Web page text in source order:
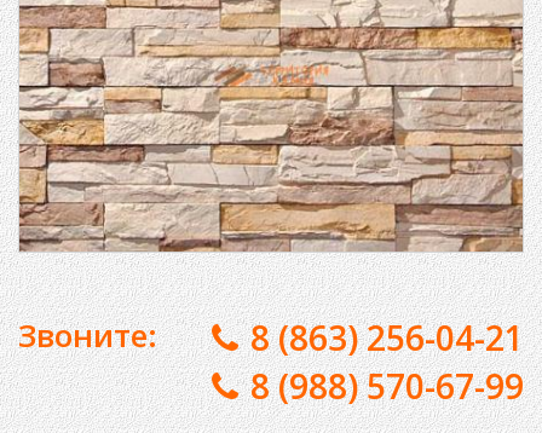
Звоните:
8 (863) 256-04-21
8 (988) 570-67-99